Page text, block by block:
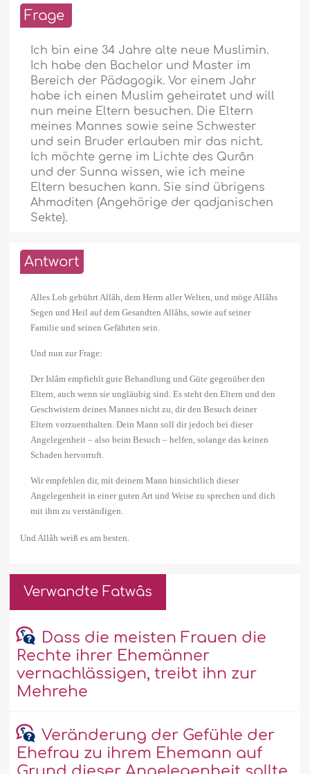
Frage
Ich bin eine 34 Jahre alte neue Muslimin.
Ich habe den Bachelor und Master im
Bereich der Pädagogik. Vor einem Jahr
habe ich einen Muslim geheiratet und will
nun meine Eltern besuchen. Die Eltern
meines Mannes sowie seine Schwester
und sein Bruder erlauben mir das nicht.
Ich möchte gerne im Lichte des Qurân
und der Sunna wissen, wie ich meine
Eltern besuchen kann. Sie sind übrigens
Ahmaditen (Angehörige der qadjanischen
Sekte).
Antwort
Alles Lob gebührt Allâh, dem Herrn aller Welten, und möge Allâhs
Segen und Heil auf dem Gesandten Allâhs, sowie auf seiner
Familie und seinen Gefährten sein.
Und nun zur Frage:
Der Islâm empfiehlt gute Behandlung und Güte gegenüber den
Eltern, auch wenn sie ungläubig sind. Es steht den Eltern und den
Geschwistern deines Mannes nicht zu, dir den Besuch deiner
Eltern vorzuenthalten. Dein Mann soll dir jedoch bei dieser
Angelegenheit – also beim Besuch – helfen, solange das keinen
Schaden hervorruft.
Wir empfehlen dir, mit deinem Mann hinsichtlich dieser
Angelegenheit in einer guten Art und Weise zu sprechen und dich
mit ihm zu verständigen.
Und Allâh weiß es am besten.
Verwandte Fatwâs
Dass die meisten Frauen die
Rechte ihrer Ehemänner
vernachlässigen, treibt ihn zur
Mehrehe
Veränderung der Gefühle der
Ehefrau zu ihrem Ehemann auf